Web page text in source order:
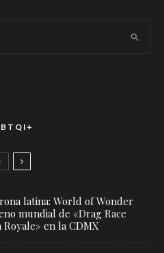
latina: World of Wonder
mundial de «Drag Race
en la CDMX